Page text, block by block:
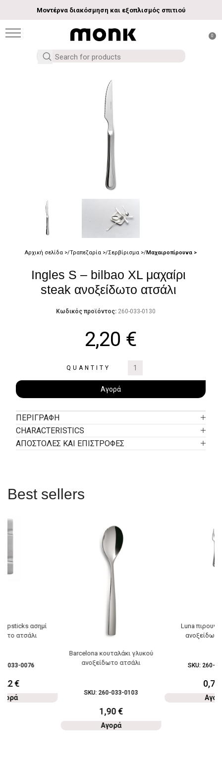
Μοντέρνα διακόσμηση και εξοπλισμός σπιτιού
0
Αρχική σελίδα Τραπεζαρία Σερβίρισμα Μαχαιροπίρουνα
Ingles S – bilbao XL μαχαίρι
steak ανοξείδωτο ατσάλι
Κωδικός προϊόντος: 260-033-0130
2,20 €
QUANTITY
Αγορά
ΠΕΡΙΓΡΑΦΉ
CHARACTERISTICS
ΑΠΟΣΤΟΛΕΣ ΚΑΙ ΕΠΙΣΤΡΟΦΕΣ
Best sellers
ασημί
ατσάλι
033-0076
€
Barcelona κουταλάκι γλυκού
ανοξείδωτο ατσάλι
SKU: 260-033-0103
1,90€
Αγορά
Luna
SKU: 260-
0,70